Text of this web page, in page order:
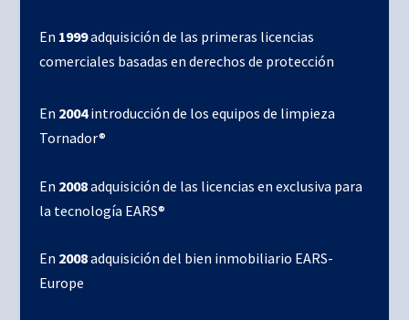
En 1999adquisición de las primeras licencias
comerciales basadas en derechos de protección
En 2004introducción de los equipos de limpieza
Tornador®
En 2008adquisición de las licencias en exclusiva para
la tecnología EARS®
En 2008adquisición del bien inmobiliario EARS-
Europe